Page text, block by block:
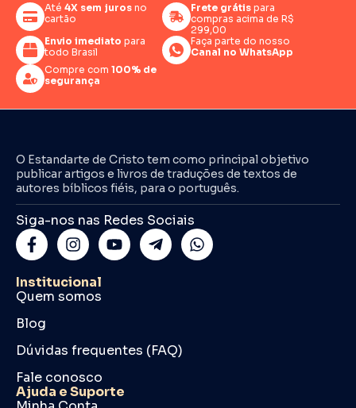
Até 4X sem juros no
cartão
Frete grátispara
compras acima de R$
299,00
Envio imediato para
todo Brasil
Faça parte do nosso
Canal no WhatsApp
Compre com 100% de
segurança
O Estandarte de Cristo tem como principal objetivo
publicar artigos e livros de traduções de textos de
autores bíblicos fiéis, para o português.
Siga-nos nas Redes Sociais
Institucional
Quem somos
Blog
Dúvidas frequentes (FAQ)
Fale conosco
Ajuda e Suporte